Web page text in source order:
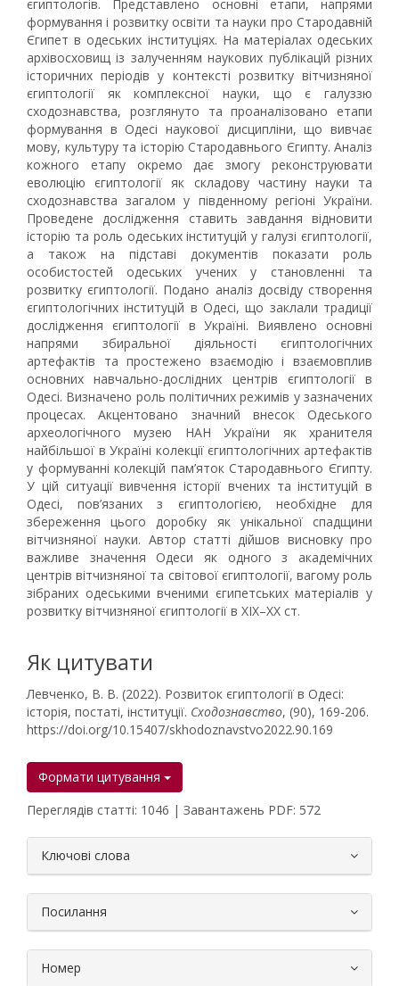
єгиптологів. Представлено основні етапи, напрями
формування і розвитку освіти та науки про Стародавній
Єгипет в одеських інституціях. На матеріалах одеських
архівосховищ із залученням наукових публікацій різних
історичних періодів у контексті розвитку вітчизняної
єгиптології як комплексної науки, що є галуззю
сходознавства, розглянуто та проаналізовано етапи
формування в Одесі наукової дисципліни, що вивчає
мову, культуру та історію Стародавнього Єгипту. Аналіз
кожного етапу окремо дає змогу реконструювати
еволюцію єгиптології як складову частину науки та
сходознавства загалом у південному регіоні України.
Проведене дослідження ставить завдання відновити
історію та роль одеських інституцій у галузі єгиптології,
а також на підставі документів показати роль
особистостей одеських учених у становленні та
розвитку єгиптології. Подано аналіз досвіду створення
єгиптологічних інституцій в Одесі, що заклали традиції
дослідження єгиптології в Україні. Виявлено основні
напрями збиральної діяльності єгиптологічних
артефактів та простежено взаємодію і взаємовплив
основних навчально-дослідних центрів єгиптології в
Одесі. Визначено роль політичних режимів у зазначених
процесах. Акцентовано значний внесок Одеського
археологічного музею НАН України як хранителя
найбільшої в Україні колекції єгиптологічних артефактів
у формуванні колекцій пам’яток Стародавнього Єгипту.
У цій ситуації вивчення історії вчених та інституцій в
Одесі, пов’язаних з єгиптологією, необхідне для
збереження цього доробку як унікальної спадщини
вітчизняної науки. Автор статті дійшов висновку про
важливе значення Одеси як одного з академічних
центрів вітчизняної та світової єгиптології, вагому роль
зібраних одеськими вченими єгипетських матеріалів у
розвитку вітчизняної єгиптології в XIX–XX ст.
Як цитувати
Левченко, В. В. (2022). Розвиток єгиптології в Одесі:
історія, постаті, інституції. Сходознавство, (90), 169-206.
https://doi.org/10.15407/skhodoznavstvo2022.90.169
Формати цитування
Переглядів статті: 1046 | Завантажень PDF: 572
Ключові слова
Посилання
Номер